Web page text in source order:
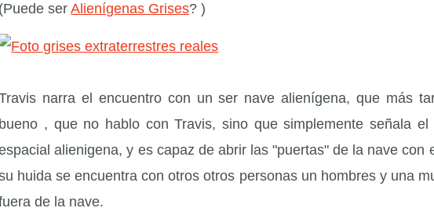
(Puede serAlienígenas Grises? )
narra el encuentro con un ser nave alienígena, que más
bueno , que no hablo con Travis, sino que simplemente señala
alienigena, y es capaz de abrir las "puertas" de la nave con
huida se encuentra con otros otros personas un hombres y una
de la nave.